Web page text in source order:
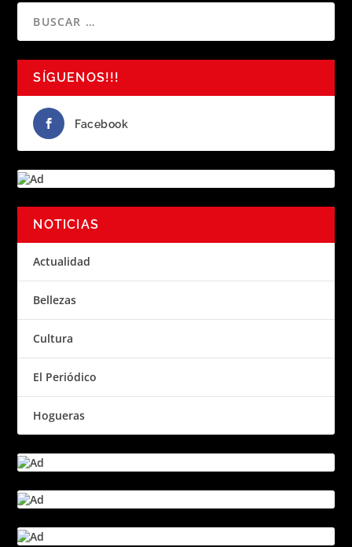
SÍGUENOS!!!
Facebook
NOTICIAS
Actualidad
Bellezas
Cultura
El Periódico
Hogueras